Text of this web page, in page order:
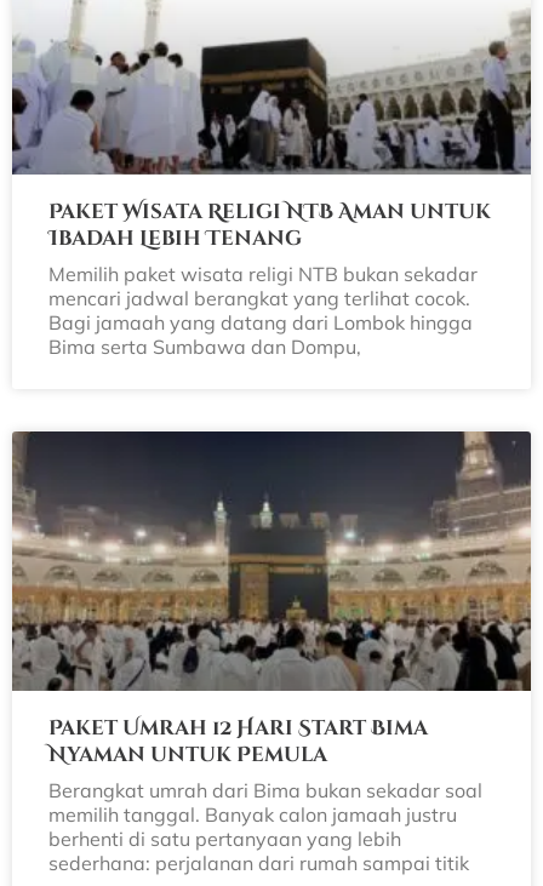
Paket Wisata Religi NTB Aman untuk
Ibadah Lebih Tenang
Memilih paket wisata religi NTB bukan sekadar
mencari jadwal berangkat yang terlihat cocok.
Bagi jamaah yang datang dari Lombok hingga
Bima serta Sumbawa dan Dompu,
Paket Umrah 12 Hari Start Bima
Nyaman untuk Pemula
Berangkat umrah dari Bima bukan sekadar soal
memilih tanggal. Banyak calon jamaah justru
berhenti di satu pertanyaan yang lebih
sederhana: perjalanan dari rumah sampai titik